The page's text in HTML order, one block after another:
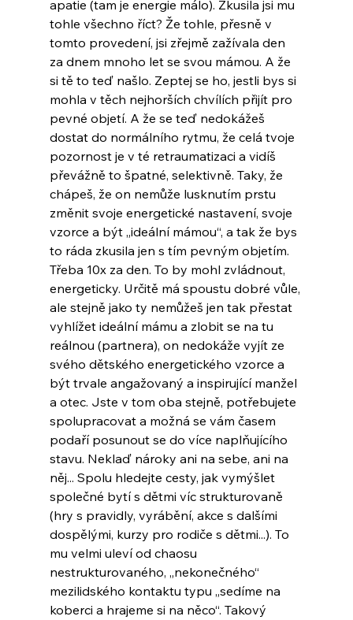
apatie (tam je energie málo). Zkusila jsi mu
tohle všechno říct? Že tohle, přesně v
tomto provedení, jsi zřejmě zažívala den
za dnem mnoho let se svou mámou. A že
si tě to teď našlo. Zeptej se ho, jestli bys si
mohla v těch nejhorších chvílích přijít pro
pevné objetí. A že se teď nedokážeš
dostat do normálního rytmu, že celá tvoje
pozornost je v té retraumatizaci a vidíš
převážně to špatné, selektivně. Taky, že
chápeš, že on nemůže lusknutím prstu
změnit svoje energetické nastavení, svoje
vzorce a být „ideální mámou“, a tak že bys
to ráda zkusila jen s tím pevným objetím.
Třeba 10x za den. To by mohl zvládnout,
energeticky. Určitě má spoustu dobré vůle,
ale stejně jako ty nemůžeš jen tak přestat
vyhlížet ideální mámu a zlobit se na tu
reálnou (partnera), on nedokáže vyjít ze
svého dětského energetického vzorce a
být trvale angažovaný a inspirující manžel
a otec. Jste v tom oba stejně, potřebujete
spolupracovat a možná se vám časem
podaří posunout se do více naplňujícího
stavu. Neklaď nároky ani na sebe, ani na
něj... Spolu hledejte cesty, jak vymýšlet
společné bytí s dětmi víc strukturovaně
(hry s pravidly, vyrábění, akce s dalšími
dospělými, kurzy pro rodiče s dětmi...). To
mu velmi uleví od chaosu
nestrukturovaného, „nekonečného“
mezilidského kontaktu typu „sedíme na
koberci a hrajeme si na něco“. Takový